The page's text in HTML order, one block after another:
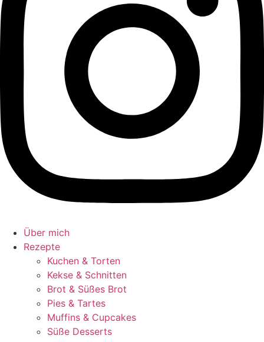
Über mich
Rezepte
Kuchen & Torten
Kekse & Schnitten
Brot & Süßes Brot
Pies & Tartes
Muffins & Cupcakes
Süße Desserts